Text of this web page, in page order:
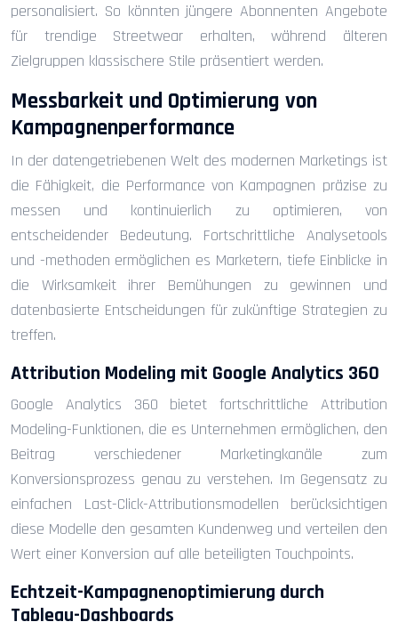
personalisiert. So könnten jüngere Abonnenten Angebote
für trendige Streetwear erhalten, während älteren
Zielgruppen klassischere Stile präsentiert werden.
Messbarkeit und Optimierung von
Kampagnenperformance
In der datengetriebenen Welt des modernen Marketings ist
die Fähigkeit, die Performance von Kampagnen präzise zu
messen und kontinuierlich zu optimieren, von
entscheidender Bedeutung. Fortschrittliche Analysetools
und -methoden ermöglichen es Marketern, tiefe Einblicke in
die Wirksamkeit ihrer Bemühungen zu gewinnen und
datenbasierte Entscheidungen für zukünftige Strategien zu
treffen.
Attribution Modeling mit Google Analytics 360
Google Analytics 360 bietet fortschrittliche Attribution
Modeling-Funktionen, die es Unternehmen ermöglichen, den
Beitrag verschiedener Marketingkanäle zum
Konversionsprozess genau zu verstehen. Im Gegensatz zu
einfachen Last-Click-Attributionsmodellen berücksichtigen
diese Modelle den gesamten Kundenweg und verteilen den
Wert einer Konversion auf alle beteiligten Touchpoints.
Echtzeit-Kampagnenoptimierung durch
Tableau-Dashboards